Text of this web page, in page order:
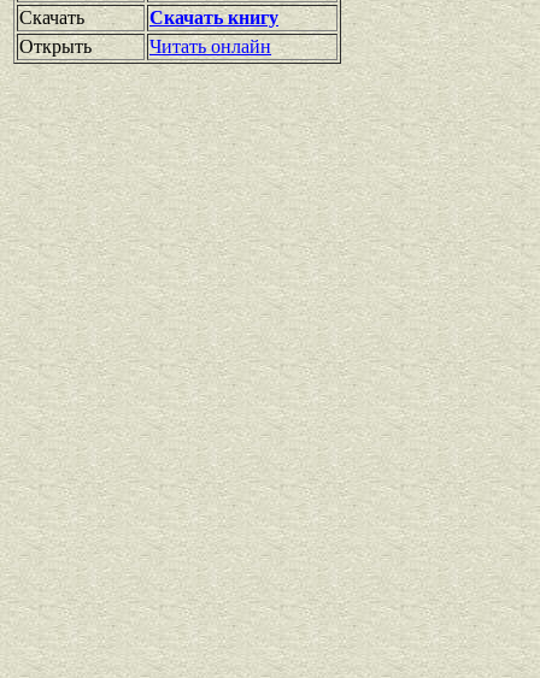
Скачать
Скачать книгу
Открыть
Читать онлайн